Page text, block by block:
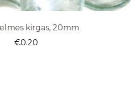
kirgas, 20mm
€0.20